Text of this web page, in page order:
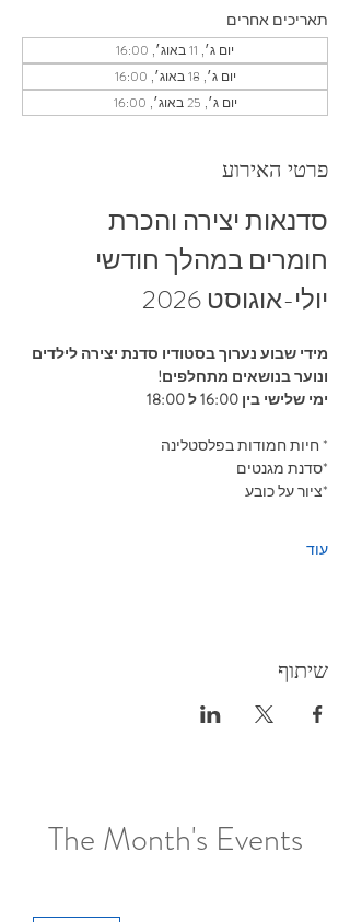
תאריכים אחרים
יום ג׳, 11 באוג׳, 16:00
יום ג׳, 18 באוג׳, 16:00
יום ג׳, 25 באוג׳, 16:00
פרטי האירוע
סדנאות יצירה והכרת
חומרים במהלך חודשי
יולי-אוגוסט 2026
מידי שבוע נערוך בסטודיו סדנת יצירה לילדים
ונוער בנושאים מתחלפים!
ימי שלישי בין 16:00 ל 18:00
* חיות חמודות בפלסטלינה
*סדנת מגנטים
*ציור על כובע
עוד
שיתוף
The Month's Events